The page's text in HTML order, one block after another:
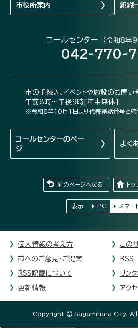
市役所案内 組織
コールセンター （令和8年
042-770-
市の手続き、イベントや施設のお問い
午前8時～午後9時[年中無休]
※令和8年10月1日より代表電話番号と統
コールセンターのペー
ジ
よく
前のページへ戻る ト
表示 PC スマー
個人情報の考え方 この
市へのご意見・ご提案 RSS
RSS記載について リン
更新情報 アク
Copyright © Sagamihara City. All